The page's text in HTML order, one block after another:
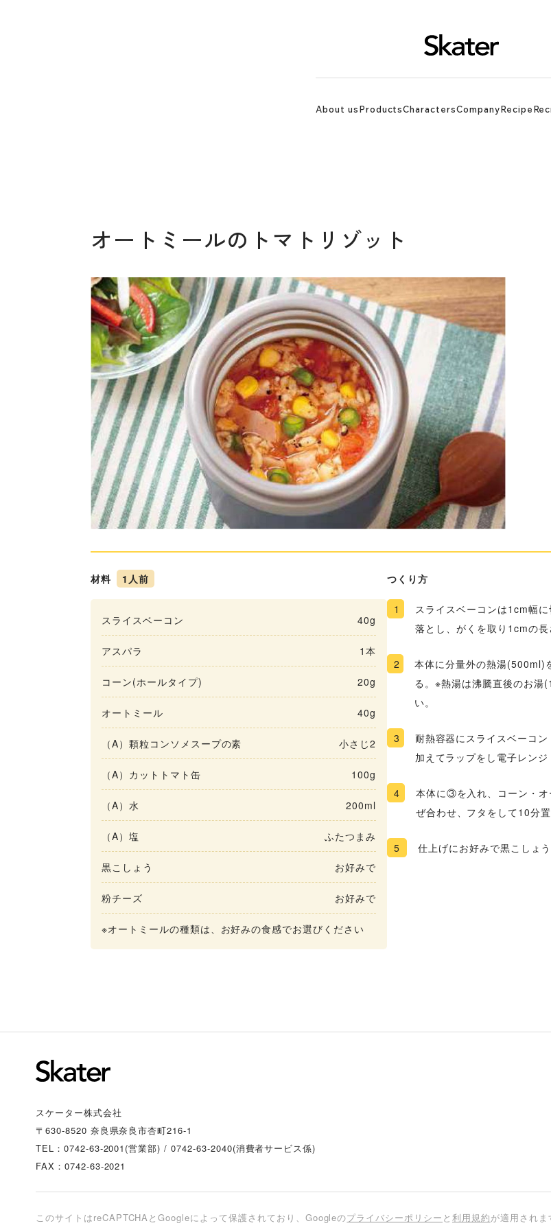
About usProductsCharactersCompanyRecipe
オートミールのトマトリゾット
材料 1人前
スライスベーコン 40g
アスパラ 1本
コーン(ホールタイプ) 20g
オートミール 40g
（A）顆粒コンソメスープの素 小さじ2
（A）カットトマト缶 100g
（A）水 200ml
（A）塩 ふたつまみ
黒こしょう お好みで
粉チーズ お好みで
※オートミールの種類は、お好みの食感でお選びください
つくり方
1
スライスベーコンは1cm幅
落とし、がくを取り1cmの長
2
本体に分量外の熱湯(500ml)
る。※熱湯は沸騰直後のお
い。
3
耐熱容器にスライスベーコ
加えてラップをし電子レン
4
本体に③を入れ、コーン・
ぜ合わせ、フタをして10分置
5 仕上げにお好みで黒こしょ
スケーター株式会社
〒630-8520 奈良県奈良市杏町216-1
TEL：0742-63-2001(営業部)/ 0742-63-2040(消費者サービス係)
FAX：0742-63-2021
このサイトはreCAPTCHAとGoogleによって保護されており、Googleのプライバシーポリシー と 利用規約が適用されま